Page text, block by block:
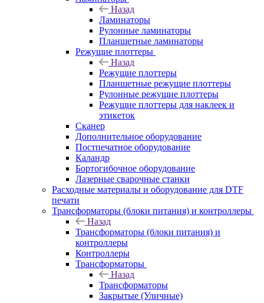
Назад
Ламинаторы
Рулонные ламинаторы
Планшетные ламинаторы
Режущие плоттеры
Назад
Режущие плоттеры
Планшетные режущие плоттеры
Рулонные режущие плоттеры
Режущие плоттеры для наклеек и
этикеток
Сканер
Дополнительное оборудование
Постпечатное оборудование
Каландр
Бортогибочное оборудование
Лазерные сварочные станки
Расходные материалы и оборудование для DTF
печати
Трансформаторы (блоки питания) и контроллеры
Назад
Трансформаторы (блоки питания) и
контроллеры
Контроллеры
Трансформаторы
Назад
Трансформаторы
Закрытые (Уличные)